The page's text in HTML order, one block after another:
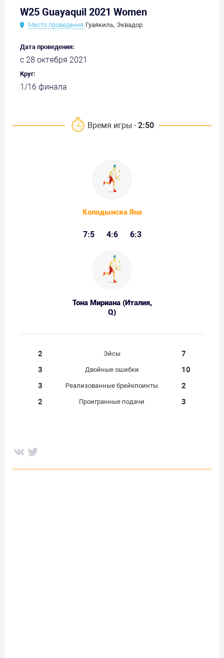
W25 Guayaquil 2021 Women
Место проведения Гуаякиль, Эквадор
Дата проведения:
с 28 октября 2021
Круг:
1/16 финала
Время игры - 2:50
Колодынска Яна
7:5 4:6 6:3
Тона Мириана (Италия,
Q)
2 Эйсы
7
3
Двойные ошибки
10
3
Реализованные брейкпоинты
2
2
Проигранные подачи 3